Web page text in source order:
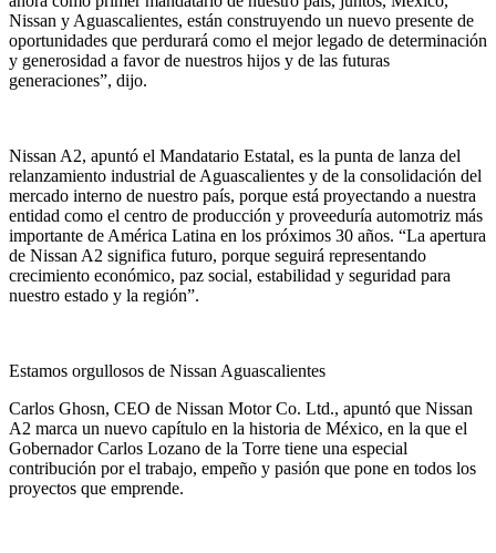
Nissan y Aguascalientes, están construyendo un nuevo presente de
oportunidades que perdurará como el mejor legado de determinación
y generosidad a favor de nuestros hijos y de las futuras
generaciones”, dijo.
Nissan A2, apuntó el Mandatario Estatal, es la punta de lanza del
relanzamiento industrial de Aguascalientes y de la consolidación del
mercado interno de nuestro país, porque está proyectando a nuestra
entidad como el centro de producción y proveeduría automotriz más
importante de América Latina en los próximos 30 años. “La apertura
de Nissan A2 significa futuro, porque seguirá representando
crecimiento económico, paz social, estabilidad y seguridad para
nuestro estado y la región”.
Estamos orgullosos de Nissan Aguascalientes
Carlos Ghosn, CEO de Nissan Motor Co. Ltd., apuntó que Nissan
A2 marca un nuevo capítulo en la historia de México, en la que el
Gobernador Carlos Lozano de la Torre tiene una especial
contribución por el trabajo, empeño y pasión que pone en todos los
proyectos que emprende.